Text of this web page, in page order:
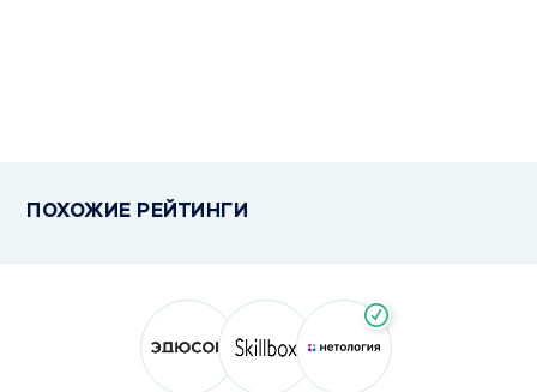
ПОХОЖИЕ РЕЙТИНГИ